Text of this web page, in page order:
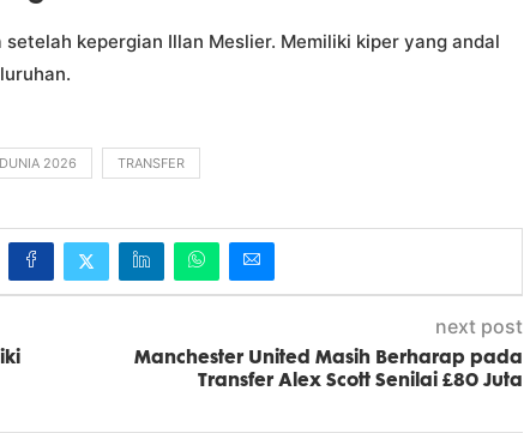
kepergian Illan Meslier. Memiliki kiper yang andal
2026 TRANSFER
next post
Manchester United Masih Berharap pada
Transfer Alex Scott Senilai £80 Juta